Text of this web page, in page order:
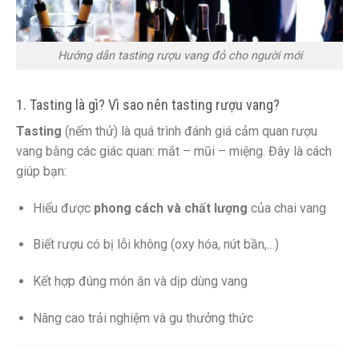
Hướng dẫn tasting rượu vang đỏ cho người mới
1. Tasting là gì? Vì sao nên tasting rượu vang?
Tasting (nếm thử) là quá trình đánh giá cảm quan rượu
vang bằng các giác quan: mắt – mũi – miệng. Đây là cách
giúp bạn:
Hiểu được phong cách và chất lượng của chai vang
Biết rượu có bị lỗi không (oxy hóa, nút bần,…)
Kết hợp đúng món ăn và dịp dùng vang
Nâng cao trải nghiệm và gu thưởng thức